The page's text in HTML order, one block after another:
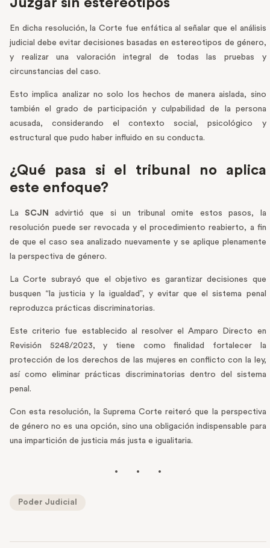
Juzgar sin estereotipos
En dicha resolución, la Corte fue enfática al señalar que el análisis
judicial debe evitar decisiones basadas en estereotipos de género,
y realizar una valoración integral de todas las pruebas y
circunstancias del caso.
Esto implica analizar no solo los hechos de manera aislada, sino
también el grado de participación y culpabilidad de la persona
acusada, considerando el contexto social, psicológico y
estructural que pudo haber influido en su conducta.
¿Qué pasa si el tribunal no aplica
este enfoque?
LaSCJN advirtió que si un tribunal omite estos pasos, la
resolución puede ser revocada y el procedimiento reabierto, a fin
de que el caso sea analizado nuevamente y se aplique plenamente
la perspectiva de género.
La Corte subrayó que el objetivo es garantizar decisiones que
busquen “la justicia y la igualdad”, y evitar que el sistema penal
reproduzca prácticas discriminatorias.
Este criterio fue establecido al resolver el Amparo Directo en
Revisión 5248/2023, y tiene como finalidad fortalecer la
protección de los derechos de las mujeres en conflicto con la ley,
así como eliminar prácticas discriminatorias dentro del sistema
penal.
Con esta resolución, la Suprema Corte reiteró que la perspectiva
de género no es una opción, sino una obligación indispensable para
una impartición de justicia más justa e igualitaria.
Poder Judicial